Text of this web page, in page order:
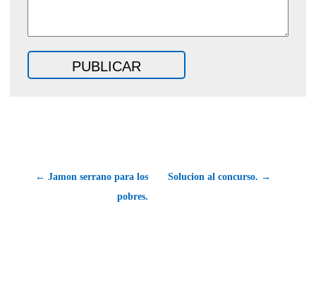
← Jamon serrano para los
pobres.
Solucion al concurso. →